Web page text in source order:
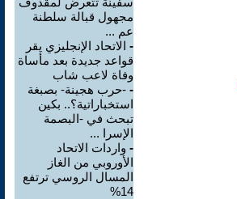
مجهول قبالة سلطنة
عم ...
- الاتحاد الإنجليزي يقر
قواعد جديدة بعد مأساة
وفاة لاعب شاب
- -حرب هجينة- بصبغة
استخباراتية؟.. بكين
تبحث في -البصمة
الإسرا ...
- واردات الاتحاد
الأوروبي من الغاز
المسال الروسي ترتفع
14%